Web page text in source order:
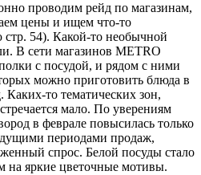
проводим рейд по магазинам,
цены и ищем что-то
стр. 54). Какой-то необычной
В сети магазинов МETRO
с посудой, и рядом с ними
можно приготовить блюда в
Каких-то тематических зон,
мало. По уверениям
в феврале повысилась только
периодами продаж,
спрос. Белой посуды стало
на яркие цветочные мотивы.